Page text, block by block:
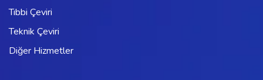
Tıbbi Çeviri
Teknik Çeviri
Diğer Hizmetler